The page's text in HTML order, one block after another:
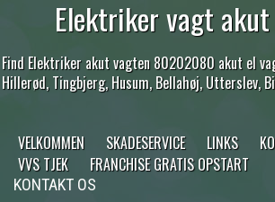
Elektriker vagt akut
Find Elektriker akut vagten 80202080 akut el
Hillerød, Tingbjerg, Husum, Bellahøj, Utterslev,
VELKOMMEN
SKADESERVICE LINKS
VVS TJEK
FRANCHISE GRATIS OPSTART
KONTAKT OS